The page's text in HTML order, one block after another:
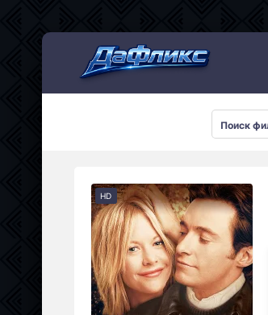
HD
Мультсериалы